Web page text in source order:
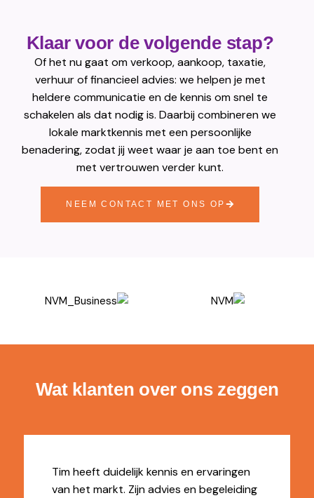
Klaar voor de volgende stap?
Of het nu gaat om verkoop, aankoop, taxatie,
verhuur of financieel advies: we helpen je met
heldere communicatie en de kennis om snel te
schakelen als dat nodig is. Daarbij combineren we
lokale marktkennis met een persoonlijke
benadering, zodat jij weet waar je aan toe bent en
met vertrouwen verder kunt.
NEEM CONTACT MET ONS OP
Wat klanten over ons zeggen
Tim heeft duidelijk kennis en ervaringen
van het markt. Zijn advies en begeleiding